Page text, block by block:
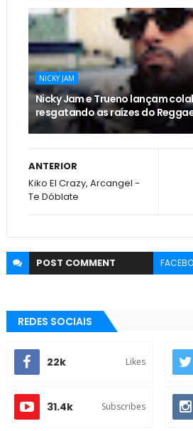
NICKY JAM
Nicky Jam e Trueno lançam
resgatando as raízes do
ANTERIOR
Kiko El Crazy, Arcangel -
Te Dóblate
POST COMMENT
REDES SOCIAIS
22k Likes
31.4k Subscribes